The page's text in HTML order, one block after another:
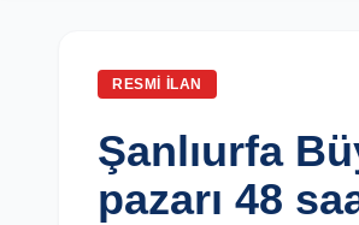
RESMI İLAN
Şanlıurfa
pazarı 48